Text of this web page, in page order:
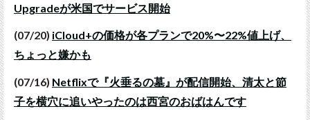
Upgradeが米国でサービス開始
(07/20) iCloud+の価格が各プランで20%〜22%値上げ、
ちょっと嫌かも
(07/16) Netflixで『火垂るの墓』が配信開始、清太と節
子を横穴に追いやったのは西宮のおばはんです